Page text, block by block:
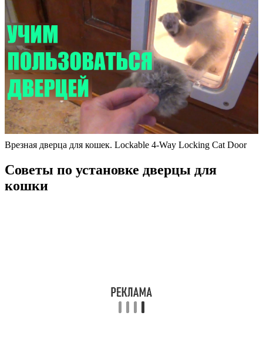
Врезная дверца для кошек. Lockable 4-Way Locking Cat Door
Советы по установке дверцы для
кошки